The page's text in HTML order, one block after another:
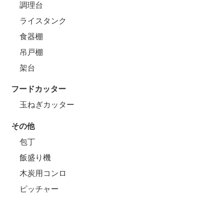
調理台
ライスタンク
食器棚
吊戸棚
架台
フードカッター
玉ねぎカッター
その他
包丁
飯盛り機
木炭用コンロ
ピッチャー